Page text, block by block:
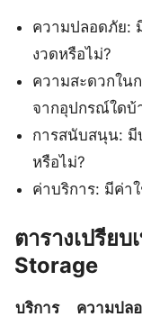
ความปลอดภัย:
งวดหรือไม่?
ความสะดวกใน
จากอุปกรณ์ใดบ้
การสนับสนุน: มี
หรือไม่?
ค่าบริการ: มีค่า
ตารางเปรีย
Storage
บริการ ความปล